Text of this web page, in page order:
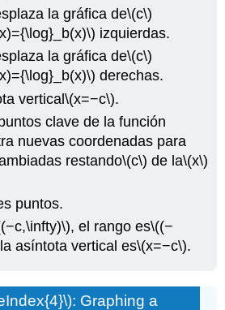
la gráfica de\(c\)
izquierdas.
la gráfica de\(c\)
derechas.
vertical\(x=−c\).
clave de la función
nuevas coordenadas para
restando\(c\) de la\(x\)
puntos.
, el rango es\((−
asíntota vertical es\(x=−c\).
: Graphing a